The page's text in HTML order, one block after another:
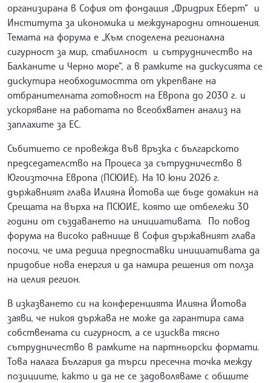
организирана в София от фондация „Фридрих Еберт“ и
Института за икономика и международни отношения.
Темата на форума е „Към споделена регионална
сигурност за мир, стабилност и сътрудничество на
Балканите и Черно море“, а в рамките на дискусията се
дискутира необходимостта от укрепване на
отбранителната готовност на Европа до 2030 г. и
ускоряване на работата по всеобхватен анализ на
заплахите за ЕС.
Събитието се провежда във връзка с българското
председателство на Процеса за сътрудничество в
Югоизточна Европа (ПСЮИЕ). На 10 юни 2026 г.
държавният глава Илияна Йотова ще бъде домакин на
Срещата на върха на ПСЮИЕ, която ще отбележи 30
години от създаването на инициативата. По повод
форума на високо равнище в София държавният глава
посочи, че има редица предпоставки инициативата да
придобие нова енергия и да намира решения от полза
на целия регион.
В изказването си на конференцията Илияна Йотова
заяви, че никоя държава не може да гарантира сама
собствената си сигурност, а се изисква тясно
сътрудничество в рамките на партньорски формати.
Това налага България да търси пресечна точка между
позициите, както и да не се задоволяваме с общите